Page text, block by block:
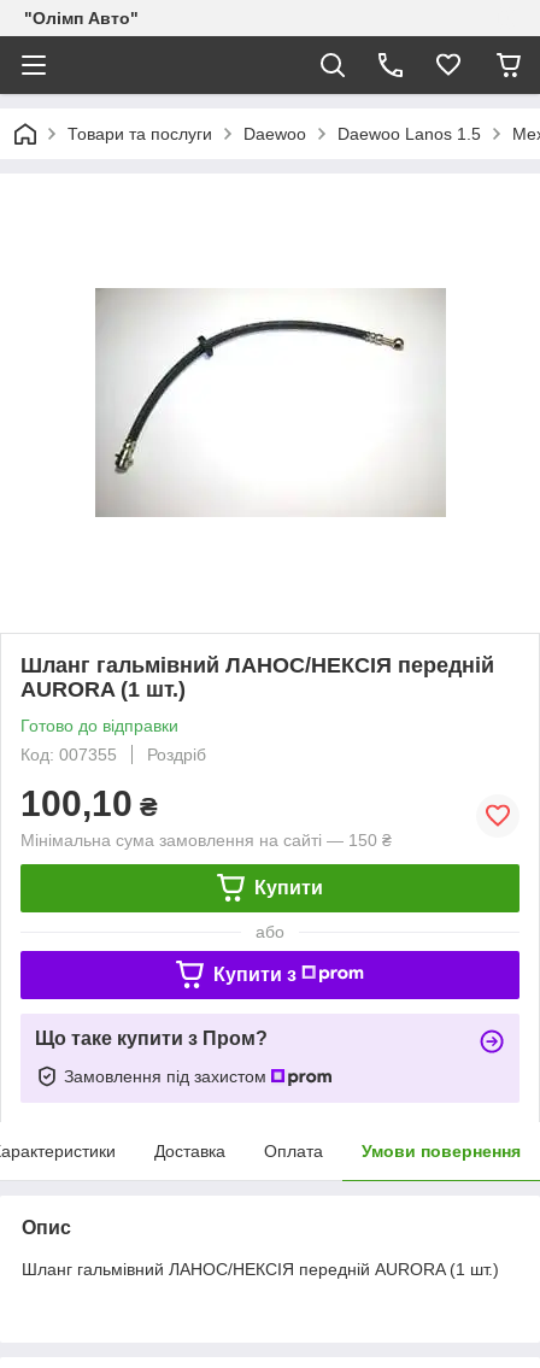
"Олімп Авто"
Товари та послуги Daewoo Daewoo Lanos 1.5
Шланг гальмівний ЛАНОС/НЕКСІЯ передній
AURORA (1 шт.)
Готово до відправки
Код: 007355
Роздріб
100,10 ₴
Мінімальна сума замовлення на сайті — 150 ₴
Купити
або
Купити з
Що таке купити з Пром?
Замовлення під захистом
Доставка Оплата Умови повернення
Опис
Шланг гальмівний ЛАНОС/НЕКСІЯ передній AURORA (1 шт.)